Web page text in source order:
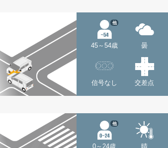
45～54歳
他
曇
信号なし 交差点
0～24歳
他
晴